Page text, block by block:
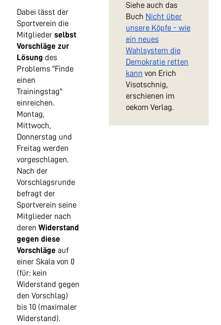
Siehe auch das
Buch Nicht über
unsere Köpfe - wie
ein neues
Wahlsystem die
Demokratie retten
kann von Erich
Visotschnig,
erschienen im
oekom Verlag.
Dabei lässt der
Sportverein die
Mitglieder selbst
Vorschläge zur
Lösung des
Problems "Finde
einen
Trainingstag"
einreichen.
Montag,
Mittwoch,
Donnerstag und
Freitag werden
vorgeschlagen.
Nach der
Vorschlagsrunde
befragt der
Sportverein seine
Mitglieder nach
deren Widerstand
gegen diese
Vorschläge auf
einer Skala von 0
(für: kein
Widerstand gegen
den Vorschlag)
bis 10 (maximaler
Widerstand).